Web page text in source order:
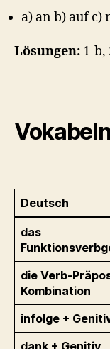
a) an b) auf c)
Lösungen: 1-b,
Deutsch
das
die Verb-
Kombination
infolge +
dank + Genitiv